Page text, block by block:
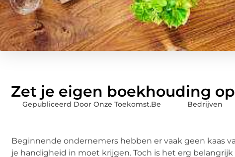
Zet je eigen boekhouding op
Gepubliceerd Door Onze Toekomst.Be Bedrijven
Beginnende ondernemers hebben er vaak geen kaas
je handigheid in moet krijgen. Toch is het erg